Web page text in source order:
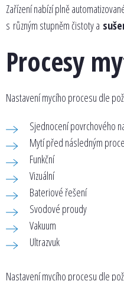
Zařízení nabízí plně
s různým stupněm čistoty a
Procesy
Nastavení mycího procesu dle
Sjednocení povrchového
Mytí před následným
Funkční
Vizuální
Bateriové řešení
Svodové proudy
Vakuum
Ultrazvuk
Nastavení mycího procesu dle